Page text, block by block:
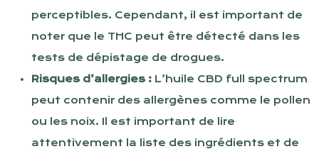
perceptibles. Cependant, il est important de
noter que le THC peut être détecté dans les
tests de dépistage de drogues.
Risques d’allergies : L’huile CBD full spectrum
peut contenir des allergènes comme le pollen
ou les noix. Il est important de lire
attentivement la liste des ingrédients et de